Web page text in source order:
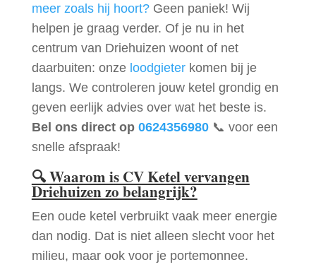
meer zoals hij hoort?Geen paniek! Wij
helpen je graag verder. Of je nu in het
centrum van Driehuizen woont of net
daarbuiten: onze loodgieterkomen bij je
langs. We controleren jouw ketel grondig en
geven eerlijk advies over wat het beste is.
Bel ons direct op 0624356980📞 voor een
snelle afspraak!
🔍Waarom is CV Ketel vervangen
Driehuizen zo belangrijk?
Een oude ketel verbruikt vaak meer energie
dan nodig. Dat is niet alleen slecht voor het
milieu, maar ook voor je portemonnee.